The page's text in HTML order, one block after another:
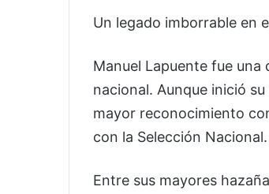
Un legado imborrable en
Manuel Lapuente fue
nacional. Aunque inició
mayor reconocimiento
con la Selección Nacional.
Entre sus mayores